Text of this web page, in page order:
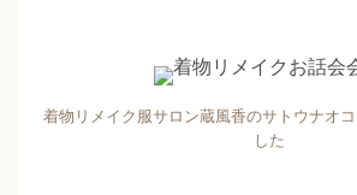
着物リメイク服サロン蔵風香のサトウナオ
した